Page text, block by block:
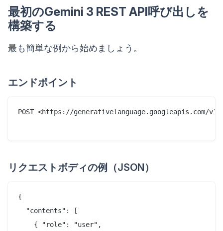
最初のGemini 3 REST API呼び出しを
構築する
最も簡単な例から始めましょう。
エンドポイント
POST <https://generativelanguage.googleapis.com/
リクエストボディの例（JSON）
{
  "contents": [
    { "role": "user",